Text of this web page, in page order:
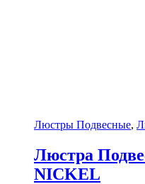
Люстры Подвесные,
Люстра
NICKEL